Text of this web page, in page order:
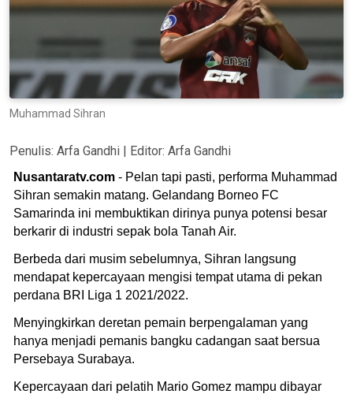
Muhammad Sihran
Penulis: Arfa Gandhi | Editor: Arfa Gandhi
Nusantaratv.com - Pelan tapi pasti, performa Muhammad
Sihran semakin matang. Gelandang Borneo FC
Samarinda ini membuktikan dirinya punya potensi besar
berkarir di industri sepak bola Tanah Air.
Berbeda dari musim sebelumnya, Sihran langsung
mendapat kepercayaan mengisi tempat utama di pekan
perdana BRI Liga 1 2021/2022.
Menyingkirkan deretan pemain berpengalaman yang
hanya menjadi pemanis bangku cadangan saat bersua
Persebaya Surabaya.
Kepercayaan dari pelatih Mario Gomez mampu dibayar